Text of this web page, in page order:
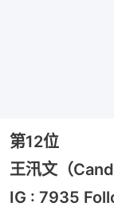
第12位
王汛文（
IG : 7935